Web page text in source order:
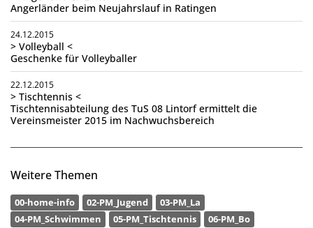
Angerländer beim Neujahrslauf in Ratingen
24.12.2015
> Volleyball <
Geschenke für Volleyballer
22.12.2015
> Tischtennis <
Tischtennisabteilung des TuS 08 Lintorf ermittelt die
Vereinsmeister 2015 im Nachwuchsbereich
Weitere Themen
00-home-info 02-PM_Jugend
03-PM_La
04-PM_Schwimmen
05-PM_Tischtennis
06-PM_Bo